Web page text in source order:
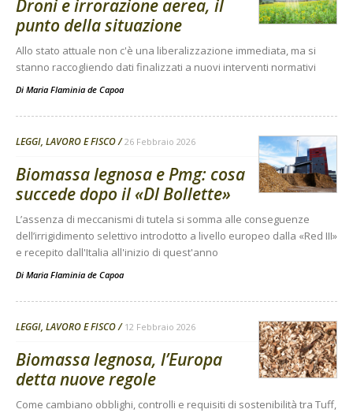
Droni e irrorazione aerea, il
punto della situazione
Allo stato attuale non c'è una liberalizzazione immediata, ma si
stanno raccogliendo dati finalizzati a nuovi interventi normativi
Di Maria Flaminia de Capoa
LEGGI, LAVORO E FISCO 26 Febbraio 2026
Biomassa legnosa e Pmg: cosa
succede dopo il «Dl Bollette»
L’assenza di meccanismi di tutela si somma alle conseguenze
dell’irrigidimento selettivo introdotto a livello europeo dalla «Red III»
e recepito dall'Italia all'inizio di quest'anno
Di Maria Flaminia de Capoa
LEGGI, LAVORO E FISCO 12 Febbraio 2026
Biomassa legnosa, l’Europa
detta nuove regole
Come cambiano obblighi, controlli e requisiti di sostenibilità tra Tuff,